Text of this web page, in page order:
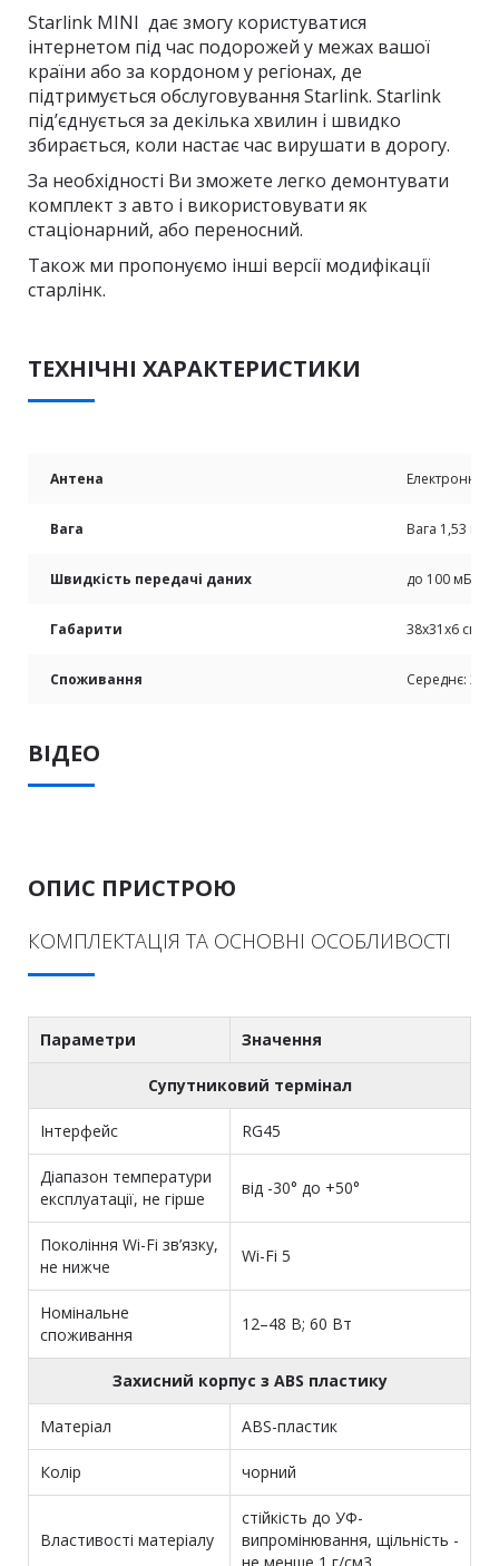
Starlink MINI дає змогу користуватися
інтернетом під час подорожей у межах вашої
країни або за кордоном у регіонах, де
підтримується обслуговування Starlink. Starlink
під’єднується за декілька хвилин і швидко
збирається, коли настає час вирушати в дорогу.
За необхідності Ви зможете легко демонтувати
комплект з авто і використовувати як
стаціонарний, або переносний.
Також ми пропонуємо інші версії модифікації
старлінк.
ТЕХНІЧНІ ХАРАКТЕРИСТИКИ
Антена Електронна
Вага Вага 1,53 кг
Швидкість передачі даних до 100 мБіт/с
Габарити 38х31х6 см.
Споживання Середнє:
ВІДЕО
ОПИС ПРИСТРОЮ
КОМПЛЕКТАЦІЯ ТА ОСНОВНІ ОСОБЛИВОСТІ
Параметри Значення
Супутниковий термінал
Інтерфейс RG45
Діапазон температури
експлуатації, не гірше
від -30° до +50°
Покоління Wi-Fi зв’язку,
не нижче
Wi-Fi 5
Номінальне
споживання
12–48 В; 60 Вт
Захисний корпус з ABS пластику
Матеріал ABS-пластик
Колір чорний
Властивості матеріалу
стійкість до УФ-
випромінювання, щільність -